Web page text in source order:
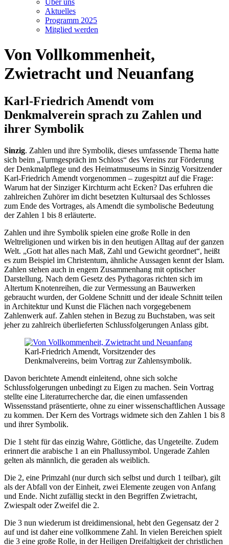
Über uns
Aktuelles
Programm 2025
Mitglied werden
Von Vollkommenheit,
Zwietracht und Neuanfang
Karl-Friedrich Amendt vom
Denkmalverein sprach zu Zahlen und
ihrer Symbolik
Sinzig. Zahlen und ihre Symbolik, dieses umfassende Thema hatte
sich beim „Turmgespräch im Schloss“ des Vereins zur Förderung
der Denkmalpflege und des Heimatmuseums in Sinzig Vorsitzender
Karl-Friedrich Amendt vorgenommen – zugespitzt auf die Frage:
Warum hat der Sinziger Kirchturm acht Ecken? Das erfuhren die
zahlreichen Zuhörer im dicht besetzten Kultursaal des Schlosses
zum Ende des Vortrages, als Amendt die symbolische Bedeutung
der Zahlen 1 bis 8 erläuterte.
Zahlen und ihre Symbolik spielen eine große Rolle in den
Weltreligionen und wirken bis in den heutigen Alltag auf der ganzen
Welt. „Gott hat alles nach Maß, Zahl und Gewicht geordnet“, heißt
es zum Beispiel im Christentum, ähnliche Aussagen kennt der Islam.
Zahlen stehen auch in engem Zusammenhang mit optischer
Darstellung. Nach dem Gesetz des Pythagoras richten sich im
Altertum Knotenreihen, die zur Vermessung an Bauwerken
gebraucht wurden, der Goldene Schnitt und der ideale Schnitt teilen
in Architektur und Kunst die Flächen nach vorgegebenem
Zahlenwerk auf. Zahlen stehen in Bezug zu Buchstaben, was seit
jeher zu zahlreich überlieferten Schlussfolgerungen Anlass gibt.
Karl-Friedrich Amendt, Vorsitzender des
Denkmalvereins, beim Vortrag zur Zahlensymbolik.
Davon berichtete Amendt einleitend, ohne sich solche
Schlussfolgerungen unbedingt zu Eigen zu machen. Sein Vortrag
stellte eine Literaturrecherche dar, die einen umfassenden
Wissensstand präsentierte, ohne zu einer wissenschaftlichen Aussage
zu kommen. Der Kern des Vortrags widmete sich den Zahlen 1 bis 8
und ihrer Symbolik.
Die 1 steht für das einzig Wahre, Göttliche, das Ungeteilte. Zudem
erinnert die arabische 1 an ein Phallussymbol. Ungerade Zahlen
gelten als männlich, die geraden als weiblich.
Die 2, eine Primzahl (nur durch sich selbst und durch 1 teilbar), gilt
als der Abfall von der Einheit, zwei Elemente zeugen von Anfang
und Ende. Nicht zufällig steckt in den Begriffen Zwietracht,
Zwiespalt oder Zweifel die 2.
Die 3 nun wiederum ist dreidimensional, hebt den Gegensatz der 2
auf und ist daher eine vollkommene Zahl. In vielen Bereichen spielt
die 3 eine große Rolle, in der Heiligen Dreifaltigkeit der christlichen